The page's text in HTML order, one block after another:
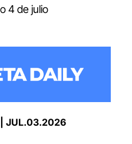
4 de julio
| JUL.03.2026